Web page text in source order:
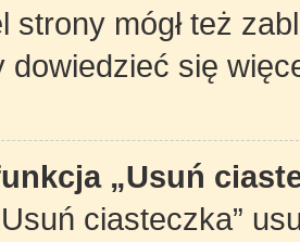
strony mógł też
dowiedzieć się
„Usuń
ciasteczka”